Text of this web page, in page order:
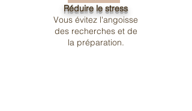
Réduire le stress
Vous évitez l'angoisse
des recherches et de
la préparation.